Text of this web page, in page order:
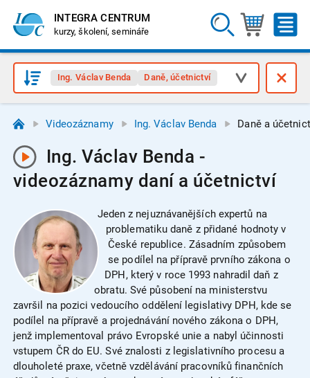
INTEGRA CENTRUM
kurzy, školení, semináře
Ing. Václav Benda Daně, účetnictví
Videozáznamy Ing. Václav Benda Daně a
Ing. Václav Benda -
videozáznamy daní a účetnictví
Jeden z nejuznávanějších expertů na
problematiku daně z přidané hodnoty v
České republice. Zásadním způsobem
se podílel na přípravě prvního zákona o
DPH, který v roce 1993 nahradil daň z
obratu. Své působení na ministerstvu
završil na pozici vedoucího oddělení legislativy DPH, kde se
podílel na přípravě a projednávání nového zákona o DPH,
jenž implementoval právo Evropské unie a nabyl účinnosti
vstupem ČR do EU. Své znalosti z legislativního procesu a
dlouholeté praxe, včetně vzdělávání pracovníků finančních